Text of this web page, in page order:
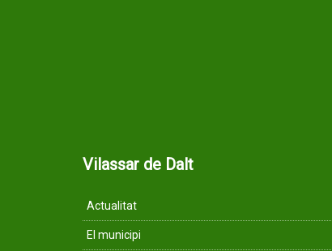
Vilassar de Dalt
Actualitat
El municipi